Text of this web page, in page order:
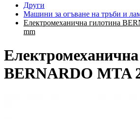
Други
Машини за огъване на тръби и
Електромеханична гилотина
mm
BERNARDO MTA